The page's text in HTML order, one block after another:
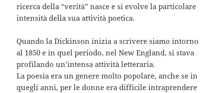
ricerca della “verità” nasce e si evolve la particolare
intensità della sua attività poetica.
Quando la Dickinson inizia a scrivere siamo intorno
al 1850 e in quel periodo, nel New England, si stava
profilando un’intensa attività letteraria.
La poesia era un genere molto popolare, anche se in
quegli anni, per le donne era difficile intraprendere